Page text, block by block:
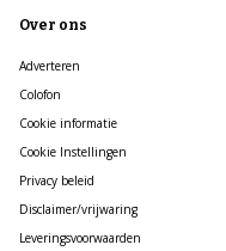
Over ons
Adverteren
Colofon
Cookie informatie
Cookie Instellingen
Privacy beleid
Disclaimer/vrijwaring
Leveringsvoorwaarden